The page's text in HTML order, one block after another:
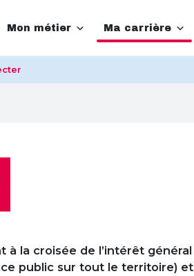
Mon métier Ma carrière
à la croisée de l’intérêt général
public sur tout le territoire) et